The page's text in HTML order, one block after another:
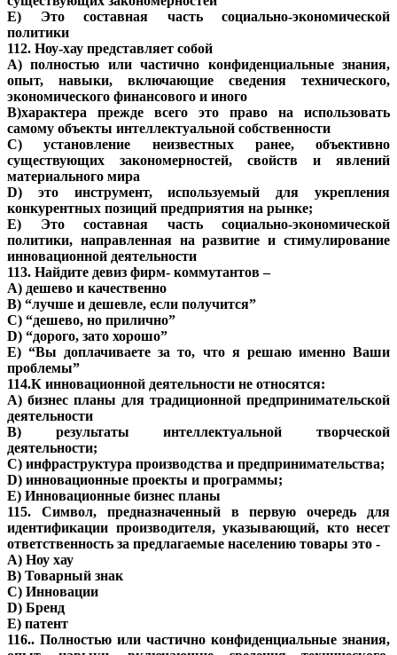
E) Это составная часть социально-экономической
политики
112. Ноу-хау представляет собой
A) полностью или частично конфиденциальные знания,
опыт, навыки, включающие сведения технического,
экономического финансового и иного
B)характера прежде всего это право на использовать
самому объекты интеллектуальной собственности
C) установление неизвестных ранее, объективно
существующих закономерностей, свойств и явлений
материального мира
D) это инструмент, используемый для укрепления
конкурентных позиций предприятия на рынке;
E) Это составная часть социально-экономической
политики, направленная на развитие и стимулирование
инновационной деятельности
113. Найдите девиз фирм- коммутантов –
A) дешево и качественно
В) “лучше и дешевле, если получится”
С) “дешево, но прилично”
D) “дорого, зато хорошо”
Е) “Вы доплачиваете за то, что я решаю именно Ваши
проблемы”
114.К инновационной деятельности не относятся:
A) бизнес планы для традиционной предпринимательской
деятельности
B) результаты интеллектуальной творческой
деятельности;
C) инфраструктура производства и предпринимательства;
D) инновационные проекты и программы;
E) Инновационные бизнес планы
115. Символ, предназначенный в первую очередь для
идентификации производителя, указывающий, кто несет
ответственность за предлагаемые населению товары это -
A) Ноу хау
B) Товарный знак
C) Инновации
D) Бренд
E) патент
116.. Полностью или частично конфиденциальные знания,